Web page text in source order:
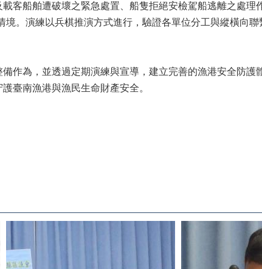
客船舶遭破壞之緊急處置、船隻拒絕安檢駕船逃離之處
境。演練以兵棋推演方式進行，驗證各單位分工與縱橫向
作為，並透過定期演練與宣導，建立完善的漁港安全防
臺南漁港與漁民生命財產安全。